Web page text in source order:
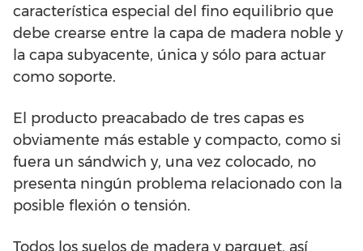
característica especial del fino equilibrio que
debe crearse entre la capa de madera noble y
la capa subyacente, única y sólo para actuar
como soporte.
El producto preacabado de tres capas es
obviamente más estable y compacto, como si
fuera un sándwich y, una vez colocado, no
presenta ningún problema relacionado con la
posible flexión o tensión.
Todos los suelos de madera y parquet, así